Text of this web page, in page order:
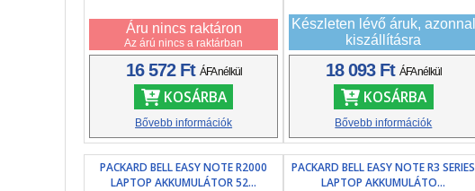
Áru nincs raktáron
Az árú nincs a raktárban
16 572 Ft ÁFA nélkül
KOSÁRBA
Bővebb információk
Készleten lévő áruk, azonnal
kiszállításra
18 093 Ft ÁFA nélkül
KOSÁRBA
Bővebb információk
PACKARD BELL EASY NOTE R2000
LAPTOP AKKUMULÁTOR 52...
PACKARD BELL EASY NOTE R3 SERIES
LAPTOP AKKUMULÁTO...